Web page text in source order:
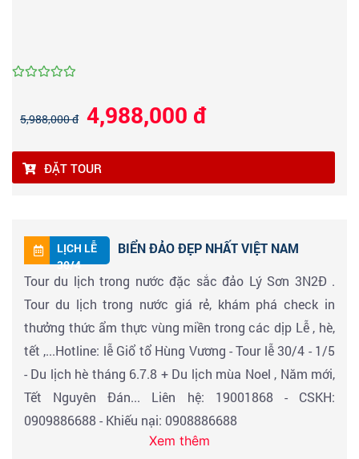
5,988,000 đ 4,988,000 đ
ĐẶT TOUR
LỊCH LỄ
30/4
BIỂN ĐẢO ĐẸP NHẤT VIỆT NAM
Tour du lịch trong nước đặc sắc đảo Lý Sơn 3N2Đ .
Tour du lịch trong nước giá rẻ, khám phá check in
thưởng thức ẩm thực vùng miền trong các dịp Lễ , hè,
tết ,...Hotline: lễ Giổ tổ Hùng Vương - Tour lễ 30/4 - 1/5
- Du lịch hè tháng 6.7.8 + Du lịch mùa Noel , Năm mới,
Tết Nguyên Đán... Liên hệ: 19001868 - CSKH:
0909886688 - Khiếu nại: 0908886688
Xem thêm